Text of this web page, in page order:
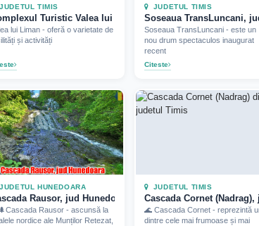
(2025)
JUDETUL TIMIS
Turistic Valea lui Liman, judetul Timis (2023)
lui Liman - oferă o varietate de
și activități
JUDETUL TIMIS
Soseaua TransLuncani,
Soseaua TransLuncani - este un
nou drum spectaculos inaugurat
recent
Citeste
Arad (2026)
JUDETUL HUNEDOARA
Rausor, jud Hunedoara (2026)
Rausor - ascunsă la
nordice ale Munților Retezat,
JUDETUL TIMIS
Cascada Cornet (Nadrag),
🌊 Cascada Cornet - reprezintă
dintre cele mai frumoase și mai